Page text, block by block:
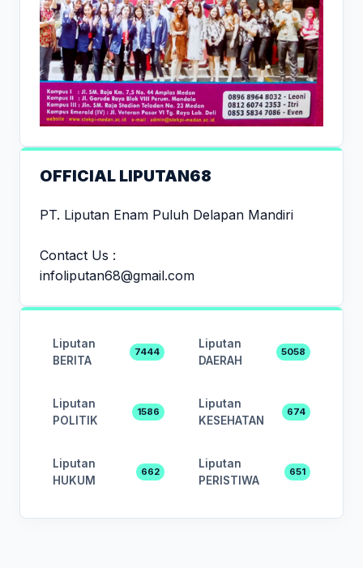
OFFICIAL LIPUTAN68
PT. Liputan Enam Puluh Delapan Mandiri
Contact Us :
infoliputan68@gmail.com
Liputan
BERITA
7444
Liputan
DAERAH
5058
Liputan
POLITIK
1586
Liputan
KESEHATAN
674
Liputan
HUKUM
662
Liputan
PERISTIWA
651